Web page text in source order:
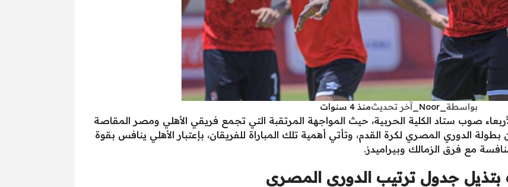
بواسطة آخر تحديثمنذ 4 سنوات
صوب ستاد الكلية الحربية، حيث المواجهة المرتقبة التي تجمع فريقي الأهلي ومصر المقاصة
الدوري المصري لكرة القدم، وتأتي أهمية تلك المباراة للفريقان، بإعتبار الأهلي ينافس بقوة
مع فرق الزمالك وبيراميدز.
جدول ترتيب الدوري المصري